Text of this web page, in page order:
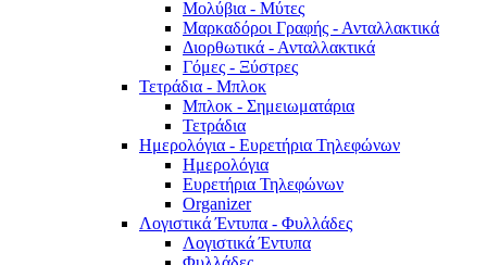
Μολύβια - Μύτες
Μαρκαδόροι Γραφής - Ανταλλακτικά
Διορθωτικά - Ανταλλακτικά
Γόμες - Ξύστρες
Τετράδια - Μπλοκ
Μπλοκ - Σημειωματάρια
Τετράδια
Ημερολόγια - Ευρετήρια Τηλεφώνων
Ημερολόγια
Ευρετήρια Τηλεφώνων
Organizer
Λογιστικά Έντυπα - Φυλλάδες
Λογιστικά Έντυπα